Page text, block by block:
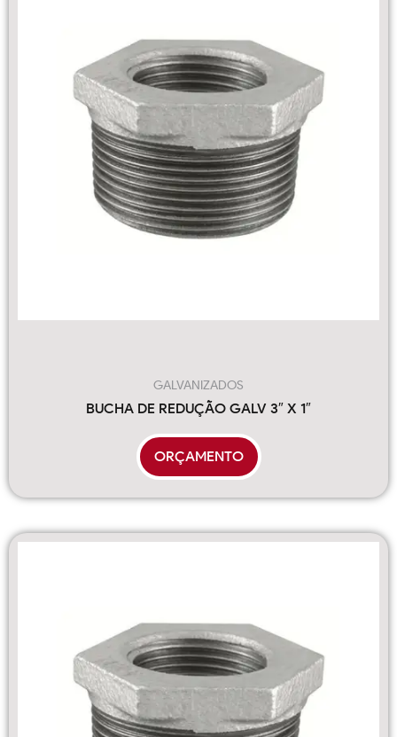
GALVANIZADOS
BUCHA DE REDUÇÃO GALV 3″ X 1″
ORÇAMENTO